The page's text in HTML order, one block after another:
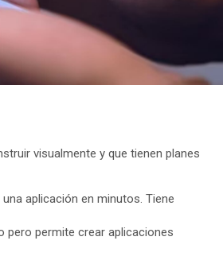
visualmente y que tienen planes
aplicación en minutos. Tiene
pero permite crear aplicaciones